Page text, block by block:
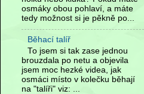
osmáky obou pohlaví, a máte
tedy možnost si je pěkně po...
Běhací talíř
To jsem si tak zase jednou
brouzdala po netu a objevila
jsem moc hezké videa, jak
osmáci místo v kolečku běhají
na "talíři" viz: ...